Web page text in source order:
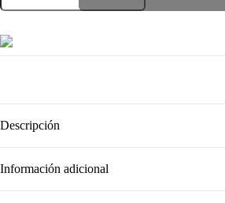
Descripción
Información adicional